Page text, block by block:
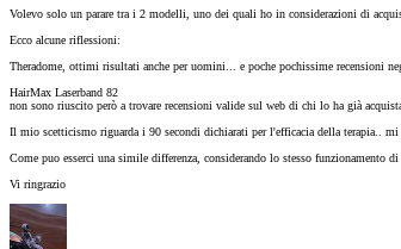
Volevo solo un parare tra i 2 modelli, uno dei quali ho in considerazioni di
Ecco alcune riflessioni:
Theradome, ottimi risultati anche per uomini... e poche pochissime recensioni
HairMax Laserband 82
non sono riuscito però a trovare recensioni valide sul web di chi lo ha già
Il mio scetticismo riguarda i 90 secondi dichiarati per l'efficacia della terapia..
Come puo esserci una simile differenza, considerando lo stesso funzionamento
Vi ringrazio